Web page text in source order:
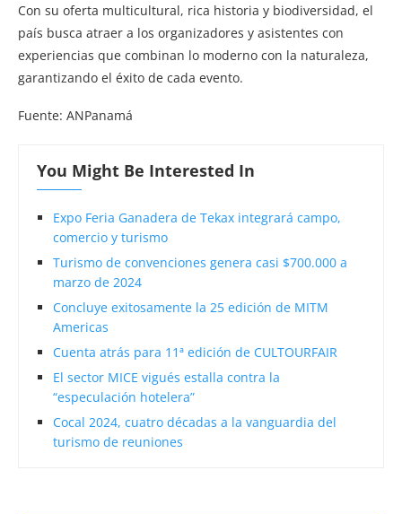
Con su oferta multicultural, rica historia y biodiversidad, el
país busca atraer a los organizadores y asistentes con
experiencias que combinan lo moderno con la naturaleza,
garantizando el éxito de cada evento.
Fuente: ANPanamá
You Might Be Interested In
Expo Feria Ganadera de Tekax integrará campo,
comercio y turismo
Turismo de convenciones genera casi $700.000 a
marzo de 2024
Concluye exitosamente la 25 edición de MITM
Americas
Cuenta atrás para 11ª edición de CULTOURFAIR
El sector MICE vigués estalla contra la
“especulación hotelera”
Cocal 2024, cuatro décadas a la vanguardia del
turismo de reuniones